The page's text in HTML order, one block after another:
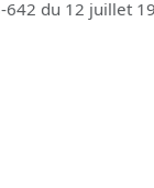
642 du 12 juillet